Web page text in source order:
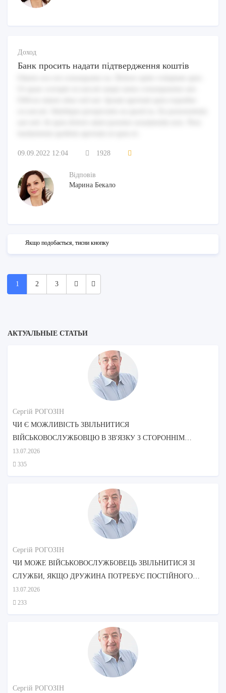
АКТУАЛЬНЫЕ СТАТЬИ
Сергій РОГОЗІН
ЧИ Є МОЖЛИВІСТЬ ЗВІЛЬНИТИСЯ
ВІЙСЬКОВОСЛУЖБОВЦЮ В ЗВ'ЯЗКУ З СТОРОННІМ
ДОГЛЯДОМ МАТЕРІ?
13.07.2026
335
Сергій РОГОЗІН
ЧИ МОЖЕ ВІЙСЬКОВОСЛУЖБОВЕЦЬ ЗВІЛЬНИТИСЯ ЗІ
СЛУЖБИ, ЯКЩО ДРУЖИНА ПОТРЕБУЄ ПОСТІЙНОГО
ДОГЛЯДУ?
13.07.2026
233
Сергій РОГОЗІН
Доход
Банк просить надати підтвердження коштів
09.09.2022 12:04 1928
Відповів
Марина Бекало
Якщо подобається, тисни кнопку
1 2 3